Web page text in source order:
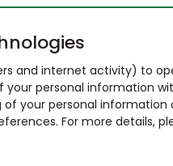
and internet activity) to
your personal information
your personal information
For more details,